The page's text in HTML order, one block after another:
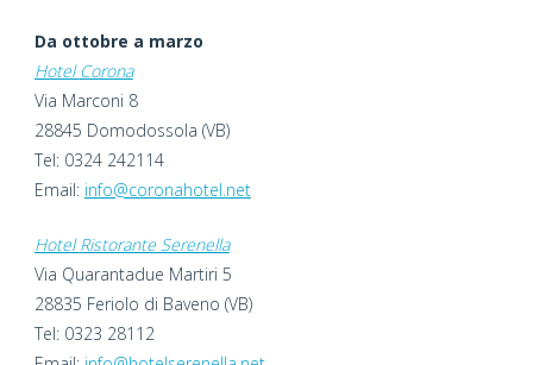
Da ottobre a marzo
Hotel Corona
Via Marconi 8
28845 Domodossola (VB)
Tel: 0324 242114
Email: info@coronahotel.net
HotelRistorante Serenella
Via Quarantadue Martiri 5
28835 Feriolo di Baveno (VB)
Tel: 0323 28112